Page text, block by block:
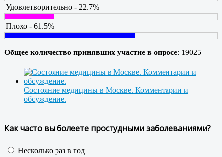
Удовлетворительно - 22.7%
Плохо - 61.5%
Общее количество принявших участие в опросе: 19025
Состояние медицины в Москве. Комментарии и
обсуждение.
Как часто вы болеете простудными заболеваниями?
Несколько раз в год